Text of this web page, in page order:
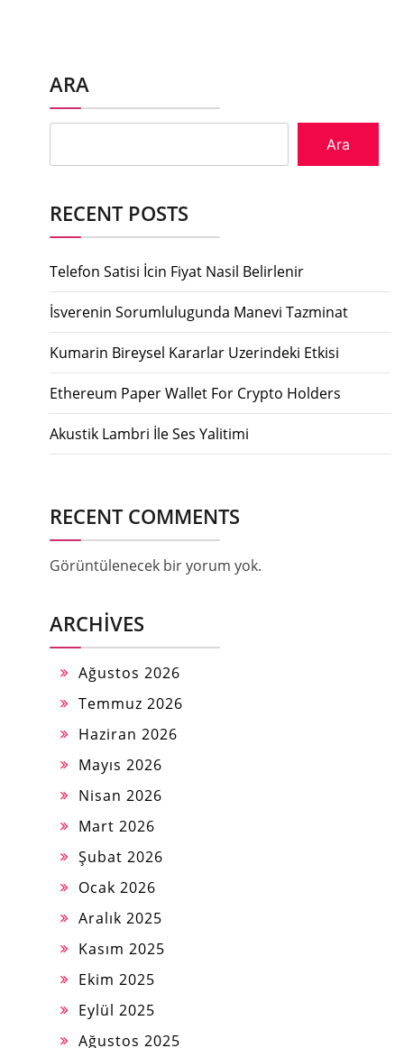
ARA
Ara
RECENT POSTS
Telefon Satisi İcin Fiyat Nasil Belirlenir
İsverenin Sorumlulugunda Manevi Tazminat
Kumarin Bireysel Kararlar Uzerindeki Etkisi
Ethereum Paper Wallet For Crypto Holders
Akustik Lambri İle Ses Yalitimi
RECENT COMMENTS
Görüntülenecek bir yorum yok.
ARCHIVES
Ağustos 2026
Temmuz 2026
Haziran 2026
Mayıs 2026
Nisan 2026
Mart 2026
Şubat 2026
Ocak 2026
Aralık 2025
Kasım 2025
Ekim 2025
Eylül 2025
Ağustos 2025